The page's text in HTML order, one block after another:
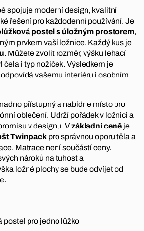
spojuje moderní design, kvalitní
řešení pro každodenní používání. Je
postel s úložným prostorem,
prvkem vaší ložnice. Každý kus je
. Můžete zvolit rozměr, výšku lehací
čela i typ nožiček. Výsledkem je
vašemu interiéru i osobním
přístupný a nabídne místo pro
oblečení. Udrží pořádek v ložnici a
v designu. Vzákladní ceně je
Twinpack pro správnou oporu těla a
Matrace není součástí ceny.
nároků na tuhost a
ložné plochy se bude odvíjet od
postel pro jedno lůžko